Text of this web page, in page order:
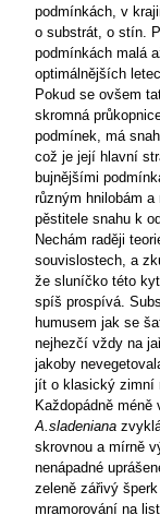
podmínkách, v
o substrát, o stín.
podmínkách malá
optimálnějších
Pokud se ovšem
skromná
podmínek, má
což je její hlavní
bujnějšími
různým hnilobám a
pěstitele snahu k
Nechám raději
souvislostech, a
že sluníčko této
spíš prospívá.
humusem jak se
nejhezčí vždy na
jakoby
jít o klasický zimní
Každopádně
A.sladeniana
skrovnou a mírně
nenápadné
zeleně zářivý
mramorování na